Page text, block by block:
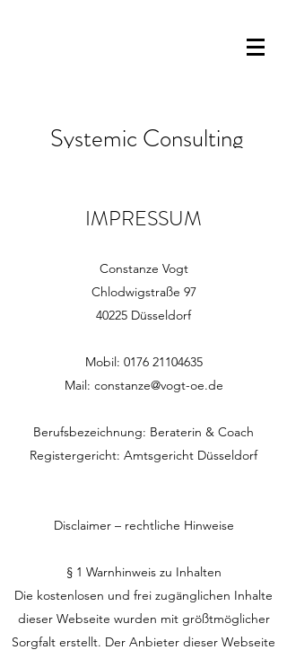
Systemic Consulting
IMPRESSUM
Constanze Vogt
Chlodwigstraße 97
40225 Düsseldorf
Mobil: 0176 21104635
Mail: constanze@vogt-oe.de
Berufsbezeichnung: Beraterin & Coach
Registergericht: Amtsgericht Düsseldorf
Disclaimer – rechtliche Hinweise
§ 1 Warnhinweis zu Inhalten
Die kostenlosen und frei zugänglichen Inhalte
dieser Webseite wurden mit größtmöglicher
Sorgfalt erstellt. Der Anbieter dieser Webseite